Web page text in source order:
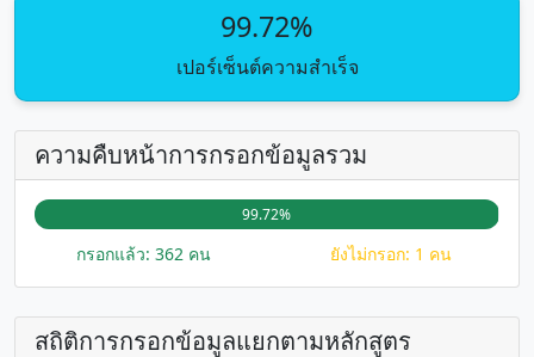
99.72%
เปอร์เซ็นต์ความสำเร็จ
ความคืบหน้าการกรอกข้อมูลรวม
99.72%
กรอกแล้ว: 362 คน ยังไม่กรอก: 1 คน
สถิติการกรอกข้อมูลแยกตามหลักสูตร